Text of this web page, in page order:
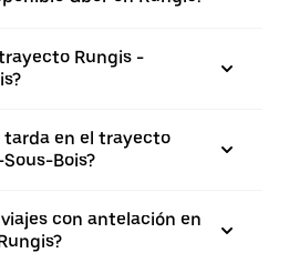
Rungis -
en el trayecto
Bois?
con antelación en